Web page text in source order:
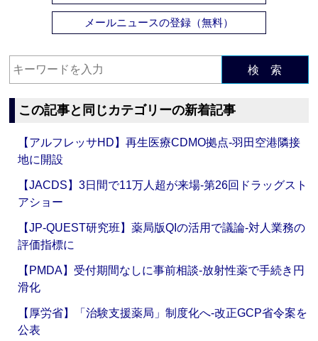
メールニュースの登録（無料）
検 索
この記事と同じカテゴリーの新着記事
【アルフレッサHD】再生医療CDMO拠点‐羽田空港隣接
地に開設
【JACDS】3日間で11万人超が来場‐第26回ドラッグスト
アショー
【JP-QUEST研究班】薬局版QIの活用で議論‐対人業務の
評価指標に
【PMDA】受付期間なしに事前相談‐放射性薬で手続き円
滑化
【厚労省】「治験支援薬局」制度化へ‐改正GCP省令案を
公表